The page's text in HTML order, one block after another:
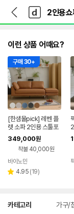
다
나
와
가
다
와
인
이런 상품 어때요?
구매 30+
[한샘몰pick] 레벤 플
랫 소파 2인용 스툴포
함
349,000원
착불 40,000원
바이노만
별 4.95 리
(19)
카테고리 가구/